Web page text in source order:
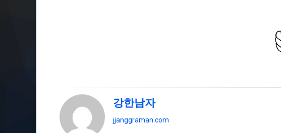
강한남자
jjanggraman.com